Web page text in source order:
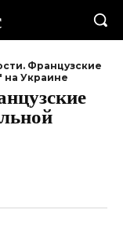
Французские
на Украине